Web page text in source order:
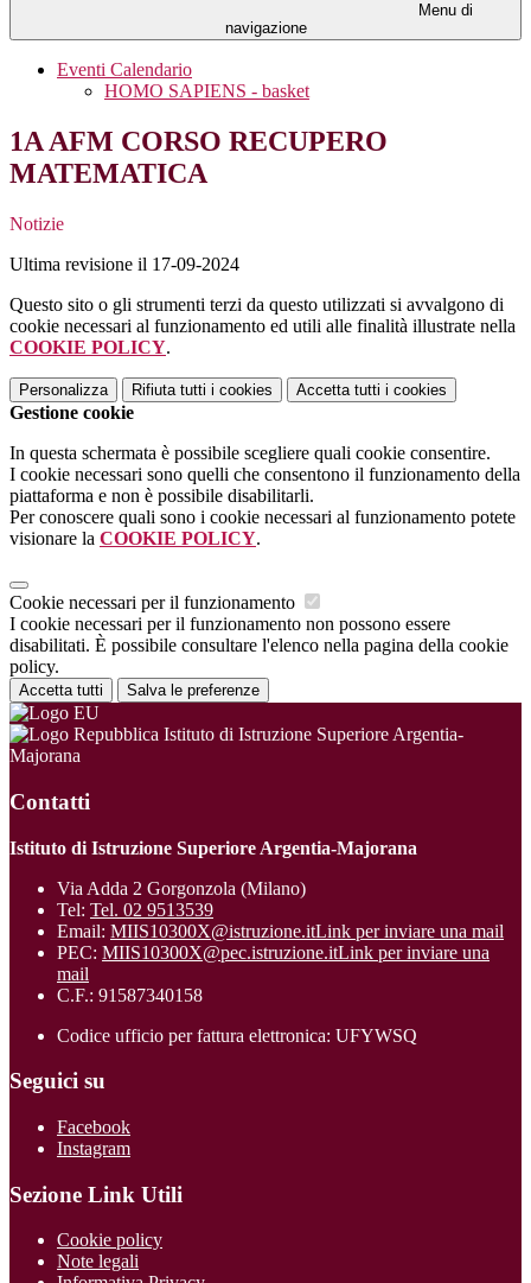
Menu di
navigazione
Eventi Calendario
HOMO SAPIENS - basket
1A AFM CORSO RECUPERO
MATEMATICA
Notizie
Ultima revisione il 17-09-2024
Questo sito o gli strumenti terzi da questo utilizzati si avvalgono di
cookie necessari al funzionamento ed utili alle finalità illustrate nella
COOKIE POLICY.
Personalizza Rifiuta tutti i cookies Accetta tutti i cookies
Gestione cookie
In questa schermata è possibile scegliere quali cookie consentire.
I cookie necessari sono quelli che consentono il funzionamento della
piattaforma e non è possibile disabilitarli.
Per conoscere quali sono i cookie necessari al funzionamento potete
visionare la COOKIE POLICY.
Cookie necessari per il funzionamento
I cookie necessari per il funzionamento non possono essere
disabilitati. È possibile consultare l'elenco nella pagina della cookie
policy.
Accetta tutti Salva le preferenze
Istituto di Istruzione Superiore Argentia-
Majorana
Contatti
Istituto di Istruzione Superiore Argentia-Majorana
Via Adda 2 Gorgonzola (Milano)
Tel: Tel. 02 9513539
Email: MIIS10300X@istruzione.itLink per inviare una mail
PEC: MIIS10300X@pec.istruzione.itLink per inviare una
mail
C.F.: 91587340158
Codice ufficio per fattura elettronica: UFYWSQ
Seguici su
Facebook
Instagram
Sezione Link Utili
Cookie policy
Note legali